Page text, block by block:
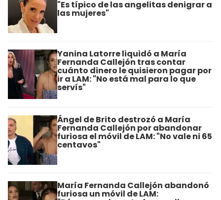
"Es típico de las angelitas denigrar a
las mujeres"
Yanina Latorre liquidó a María
Fernanda Callejón tras contar
cuánto dinero le quisieron pagar por
ir a LAM: "No está mal para lo que
servís"
Ángel de Brito destrozó a María
Fernanda Callejón por abandonar
furiosa el móvil de LAM: "No vale ni 65
centavos"
María Fernanda Callejón abandonó
furiosa un móvil de LAM: